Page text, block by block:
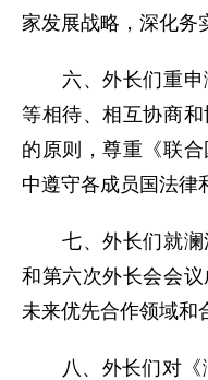
家发展战略，深化务
六、外长们重申
等相待、相互协商
的原则，尊重《联
中遵守各成员国法律
七、外长们就澜
和第六次外长会会
未来优先合作领域和
八、外长们对《